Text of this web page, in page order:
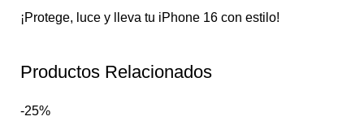
¡Protege, luce y lleva tu iPhone 16 con estilo!
Productos Relacionados
-25%